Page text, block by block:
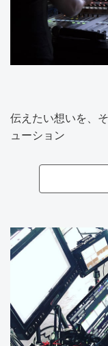
伝えたい想いを、
ューション